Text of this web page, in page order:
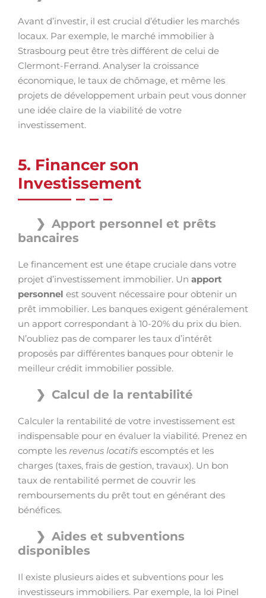
Avant d’investir, il est crucial d’étudier les marchés
locaux. Par exemple, le marché immobilier à
Strasbourg peut être très différent de celui de
Clermont-Ferrand. Analyser la croissance
économique, le taux de chômage, et même les
projets de développement urbain peut vous donner
une idée claire de la viabilité de votre
investissement.
5. Financer son
Investissement
Apport personnel et prêts
bancaires
Le financement est une étape cruciale dans votre
projet d’investissement immobilier. Un apport
personnel est souvent nécessaire pour obtenir un
prêt immobilier. Les banques exigent généralement
un apport correspondant à 10-20% du prix du bien.
N’oubliez pas de comparer les taux d’intérêt
proposés par différentes banques pour obtenir le
meilleur crédit immobilier possible.
Calcul de la rentabilité
Calculer la rentabilité de votre investissement est
indispensable pour en évaluer la viabilité. Prenez en
compte les revenus locatifs escomptés et les
charges (taxes, frais de gestion, travaux). Un bon
taux de rentabilité permet de couvrir les
remboursements du prêt tout en générant des
bénéfices.
Aides et subventions
disponibles
Il existe plusieurs aides et subventions pour les
investisseurs immobiliers. Par exemple, la loi Pinel